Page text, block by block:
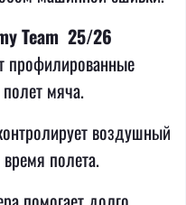
Team 25/26
профилированные
мяча.
воздушный
полета.